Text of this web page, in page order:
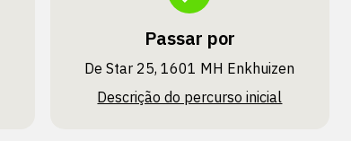
Passar por
De Star 25, 1601 MH Enkhuizen
Descrição do percurso inicial